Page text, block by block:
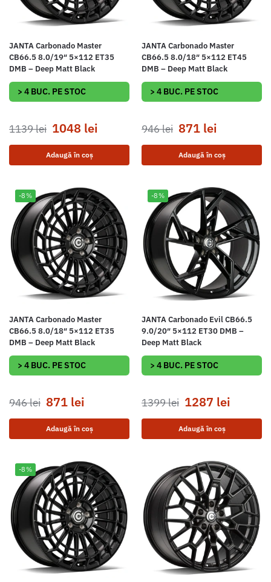
JANTA Carbonado Master
CB66.5 8.0/19″ 5×112 ET35
DMB – Deep Matt Black
> 4 BUC. PE STOC
1139lei 1048 lei
Adaugă în coș
JANTA Carbonado Master
CB66.5 8.0/18″ 5×112 ET45
DMB – Deep Matt Black
> 4 BUC. PE STOC
946lei 871 lei
Adaugă în coș
-8%
JANTA Carbonado Master
CB66.5 8.0/18″ 5×112 ET35
DMB – Deep Matt Black
> 4 BUC. PE STOC
946lei 871 lei
Adaugă în coș
-8%
JANTA Carbonado Evil CB66.5
9.0/20″ 5×112 ET30 DMB –
Deep Matt Black
> 4 BUC. PE STOC
1399lei 1287 lei
Adaugă în coș
-8%